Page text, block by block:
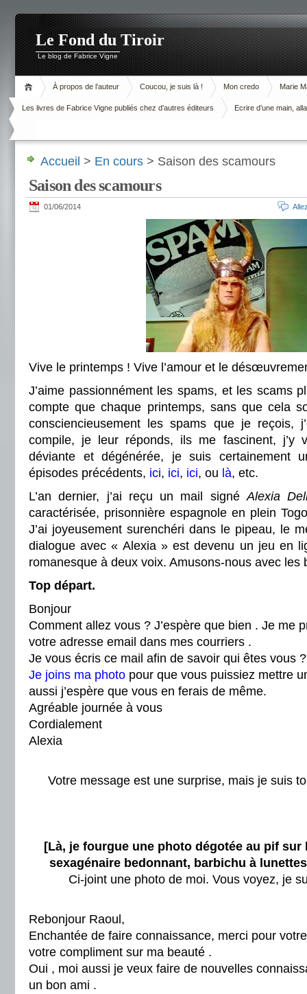
Le Fond du Tiroir
Le blog de Fabrice Vigne
À propos de l’auteur Coucou, je suis là ! Mon credo Marie
Les livres de Fabrice Vigne publiés chez d’autres éditeurs Ecrire d’une main,
Accueil > En cours > Saison des scamours
Saison des scamours
01/06/2014
Vive le printemps ! Vive l’amour et le
J’aime passionnément les spams, et les scams
compte que chaque printemps, sans que cela
consciencieusement les spams que je reçois,
compile, je leur réponds, ils me fascinent, j’y
déviante et dégénérée, je suis certainement
épisodes précédents, ici, ici, ici, ou là, etc.
L’an dernier, j’ai reçu un mail signéAlexia
caractérisée, prisonnière espagnole en plein
J’ai joyeusement surenchéri dans le pipeau, le
dialogue avec « Alexia » est devenu un jeu en
romanesque à deux voix. Amusons-nous avec les
Top départ.
Bonjour
Comment allez vous ? J’espère que bien . Je me
votre adresse email dans mes courriers .
Je vous écris ce mail afin de savoir qui êtes vous ?
Je joins ma photo pour que vous puissiez mettre
aussi j’espère que vous en ferais de même.
Agréable journée à vous
Cordialement
Alexia
Votre message est une surprise, mais je suis
[Là, je fourgue une photo dégotée au pif sur
sexagénaire bedonnant, barbichu à
Ci-joint une photo de moi. Vous voyez, je
Rebonjour Raoul,
Enchantée de faire connaissance, merci pour
votre compliment sur ma beauté .
Oui , moi aussi je veux faire de nouvelles
un bon ami .